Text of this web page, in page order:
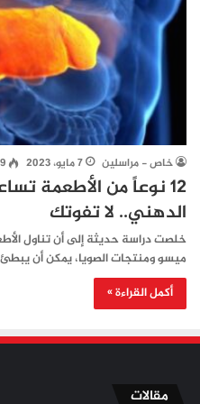
خاص - مراسلين 7 مايو، 2023
12 نوعاً من الأطعمة
الدهني.. لا تفوتك
خلصت دراسة حديثة إلى أن تناول
ميسو ومنتجات الصويا، يمكن أن
أكمل القراءة »
مقالات